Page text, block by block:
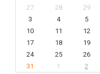
27
28 29
3
4 5
10
11 12
17
18 19
24
25 26
31
1 2